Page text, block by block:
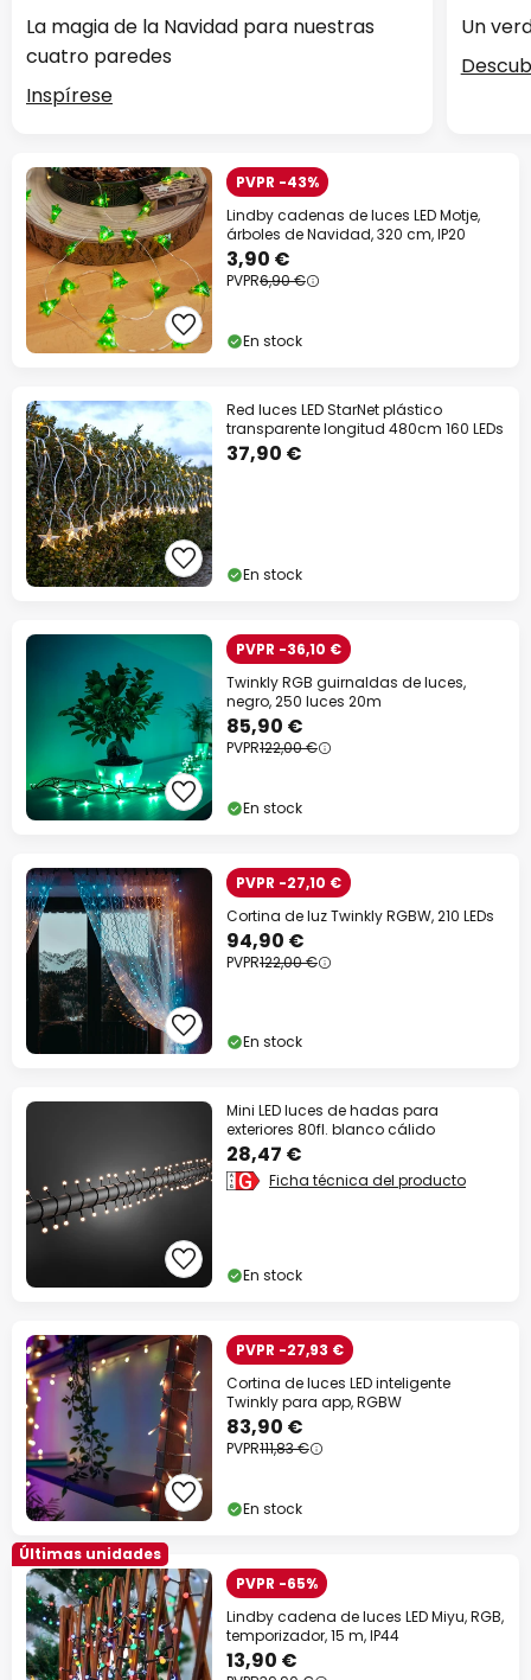
La magia de la Navidad para nuestras
cuatro paredes
Inspírese
Un
PVPR -43%
Lindby cadenas de luces LED Motje,
árboles de Navidad, 320 cm, IP20
3,90 €
PVPR6,90 €
En stock
Red luces LED StarNet plástico
transparente longitud 480cm 160 LEDs
37,90 €
En stock
PVPR -36,10 €
Twinkly RGB guirnaldas de luces,
negro, 250 luces 20m
85,90 €
PVPR122,00 €
En stock
PVPR -27,10 €
Cortina de luz Twinkly RGBW, 210 LEDs
94,90 €
PVPR122,00 €
En stock
Mini LED luces de hadas para
exteriores 80fl. blanco cálido
28,47 €
Ficha técnica del producto
En stock
PVPR -27,93 €
Cortina de luces LED inteligente
Twinkly para app, RGBW
83,90 €
PVPR111,83 €
En stock
Últimas unidades
PVPR -65%
Lindby cadena de luces LED Miyu, RGB,
temporizador, 15 m, IP44
13,90 €